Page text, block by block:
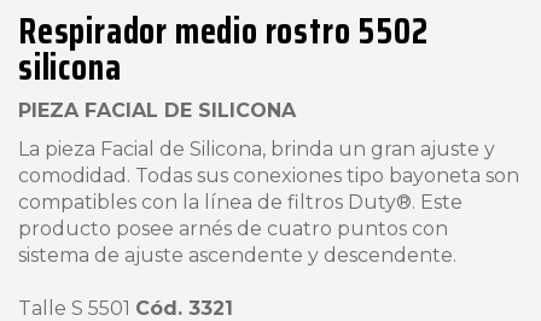
Respirador medio rostro 5502
silicona
PIEZA FACIAL DE SILICONA
La pieza Facial de Silicona, brinda un gran ajuste y
comodidad. Todas sus conexiones tipo bayoneta son
compatibles con la línea de filtros Duty®. Este
producto posee arnés de cuatro puntos con
sistema de ajuste ascendente y descendente.
Talle S 5501 Cód. 3321